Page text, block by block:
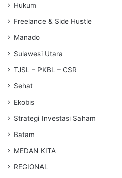
Hukum
Freelance & Side Hustle
Manado
Sulawesi Utara
TJSL – PKBL – CSR
Sehat
Ekobis
Strategi Investasi Saham
Batam
MEDAN KITA
REGIONAL